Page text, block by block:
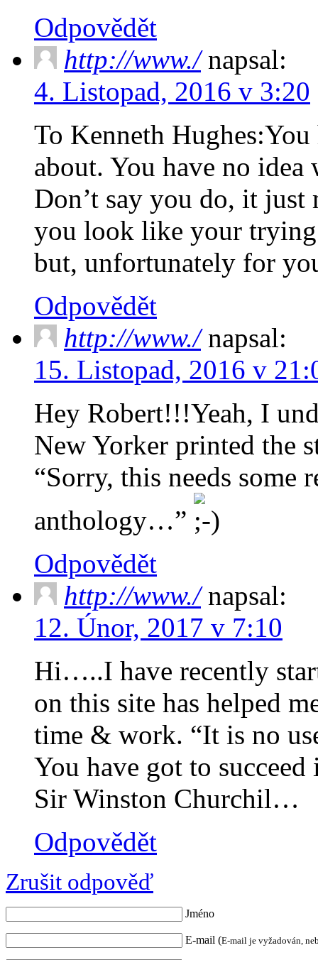
Odpovědět
http://www./ napsal:
4. Listopad, 2016 v 3:20
To Kenneth
about. You have no idea
Don’t say you do, it just
you look like your
but, unfortunately for
Odpovědět
http://www./ napsal:
15. Listopad, 2016 v
Hey Robert!!!Yeah, I
New Yorker printed the
“Sorry, this needs some
anthology…”
Odpovědět
http://www./ napsal:
12. Únor, 2017 v 7:10
Hi…..I have recently
on this site has helped
time & work. “It is no
You have got to
Sir Winston Churchil…
Odpovědět
Zrušit odpověď
Jméno
E-mail (E-mail je vyžadován,